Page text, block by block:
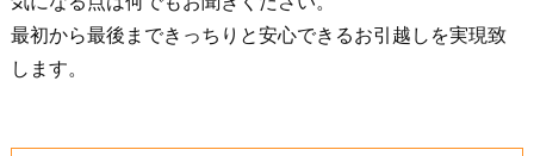
最初から最後まできっちりと安心できるお引越しを実現致
します。